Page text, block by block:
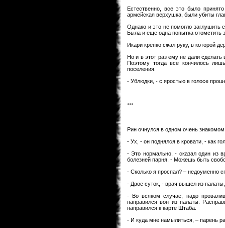
Естественно, все это было
армейская верхушка, были убиты
Однако и это не помогло заглушить
Была и еще одна попытка отомстить
Икари крепко сжал руку, в которой
Но и в этот раз ему не дали сделать
Поэтому тогда все кончилось
поселения.
- Ублюдки, - с яростью в голосе
***
Рин очнулся в одном очень
- Ух, - он поднялся в кровати, - как
- Это нормально, - сказал один из
болезней парня. - Можешь быть
- Сколько я проспал? – недоуменно
- Двое суток, - врач вышел из
- Во всяком случае, надо
направился вон из палаты.
направился к карте Штаба.
- И куда мне намылиться, – парень